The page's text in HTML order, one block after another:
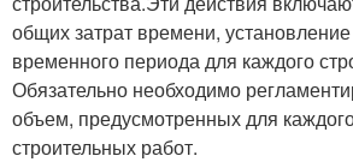
общих затрат времени, установление
временного периода для каждого
Обязательно необходимо
объем, предусмотренных для
строительных работ.